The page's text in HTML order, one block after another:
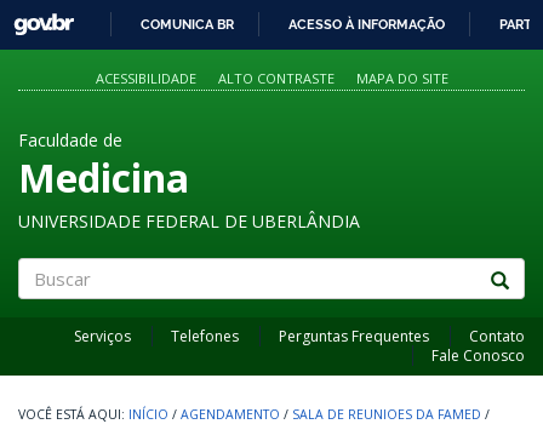
PARA
O
GOVBR
COMUNICA BR ACESSO À INFORMAÇÃO
ACESSIBILIDADE ALTO CONTRASTE MAPA DO SITE
Faculdade de
Medicina
UNIVERSIDADE FEDERAL DE UBERLÂNDIA
Serviços Telefones Perguntas Frequentes
Contato
Fale Conosco
INÍCIO / AGENDAMENTO / SALA DE REUNIOES DA FAMED /